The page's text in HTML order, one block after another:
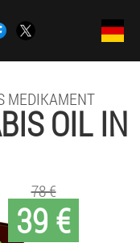
MEDIKAMENT
OIL IN
39 €
78 €